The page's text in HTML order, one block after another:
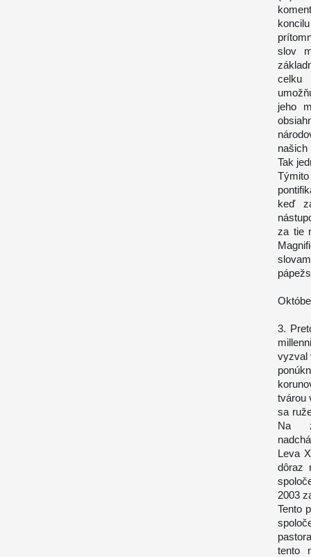
slov
celku
jeho
Tak
keď
za tie
3.
vyzval
tvárou
sa
Na
Leva
dôraz
2003
Tento
tento